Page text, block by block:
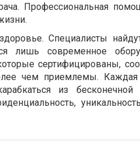
Профессиональная
Специалисты
лишь современное
сертифицированы,
чем приемлемы. Каждая
из